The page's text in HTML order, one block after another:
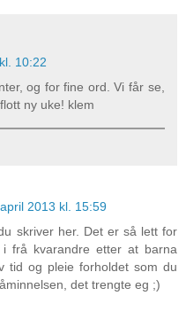
10:22
og for fine ord. Vi får se,
ny uke! klem
2013 kl. 15:59
skriver her. Det er så lett for
frå kvarandre etter at barna
tid og pleie forholdet som du
det trengte eg ;)